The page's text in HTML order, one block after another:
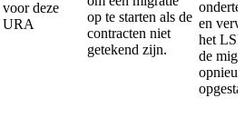
voor deze
URA
op te starten als de
contracten niet
getekend zijn.
en
het
de